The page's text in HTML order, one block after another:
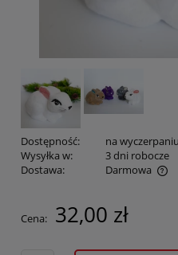
Dostępność:
na wyczerpaniu
Wysyłka w:
3 dni robocze
Dostawa:
Darmowa
Cena nie zawiera
Cena: 32,00 zł